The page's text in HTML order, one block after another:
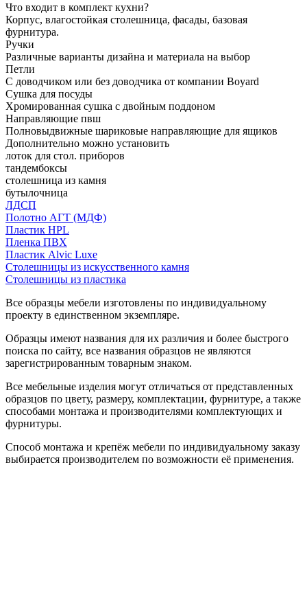
Что входит в комплект кухни?
Корпус, влагостойкая столешница, фасады, базовая
фурнитура.
Ручки
Различные варианты дизайна и материала на выбор
Петли
С доводчиком или без доводчика от компании Boyard
Сушка для посуды
Хромированная сушка с двойным поддоном
Направляющие пвш
Полновыдвижные шариковые направляющие для ящиков
Дополнительно можно установить
лоток для стол. приборов
тандембоксы
столешница из камня
бутылочница
ЛДСП
Полотно АГТ (МДФ)
Пластик HPL
Пленка ПВХ
Пластик Alvic Luxe
Столешницы из искусственного камня
Столешницы из пластика
Все образцы мебели изготовлены по индивидуальному
проекту в единственном экземпляре.
Образцы имеют названия для их различия и более быстрого
поиска по сайту, все названия образцов не являются
зарегистрированным товарным знаком.
Все мебельные изделия могут отличаться от представленных
образцов по цвету, размеру, комплектации, фурнитуре, а также
способами монтажа и производителями комплектующих и
фурнитуры.
Способ монтажа и крепёж мебели по индивидуальному заказу
выбирается производителем по возможности её применения.